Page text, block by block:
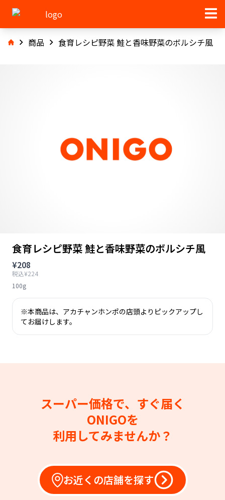
商品 食育レシピ野菜 鮭と香味野菜のボルシチ風
食育レシピ野菜 鮭と香味野菜のボルシチ風
¥208
税込¥224
100g
※本商品は、アカチャンホンポの店頭よりピックアップし
てお届けします。
スーパー価格で、すぐ届く
ONIGOを
利用してみませんか？
お近くの店舗を探す